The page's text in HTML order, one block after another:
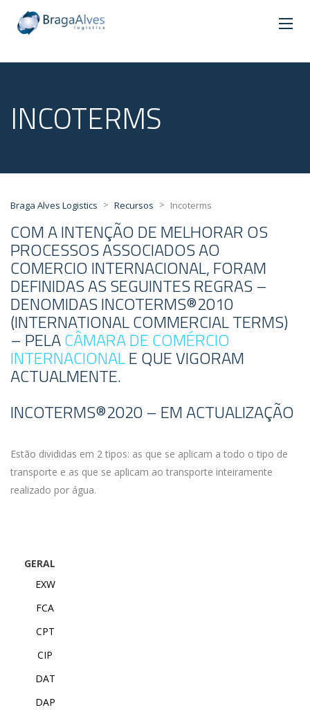
INCOTERMS
Braga Alves Logistics > Recursos > Incoterms
COM A INTENÇÃO DE MELHORAR OS
PROCESSOS ASSOCIADOS AO
COMERCIO INTERNACIONAL, FORAM
DEFINIDAS AS SEGUINTES REGRAS –
DENOMIDAS INCOTERMS®2010
(INTERNATIONAL COMMERCIAL TERMS)
– PELACÂMARA DE COMÉRCIO
INTERNACIONALE QUE VIGORAM
ACTUALMENTE.
INCOTERMS®2020 – EM ACTUALIZAÇÃO
Estão divididas em 2 tipos: as que se aplicam a todo o tipo de
transporte e as que se aplicam ao transporte inteiramente
realizado por água.
GERAL
EXW
FCA
CPT
CIP
DAT
DAP